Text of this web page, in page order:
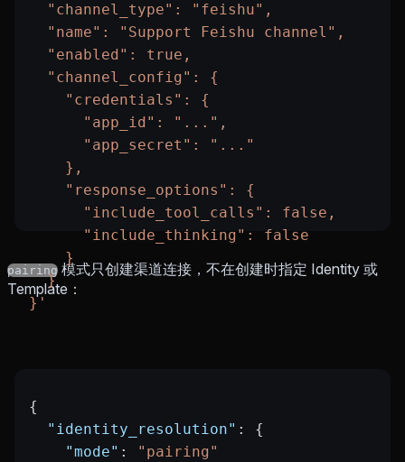
  "channel_type": "feishu",
  "name": "Support Feishu channel",
  "enabled": true,
  "channel_config": {
    "credentials": {
      "app_id": "...",
      "app_secret": "..."
    },
    "response_options": {
      "include_tool_calls": false,
      "include_thinking": false
    }
  }
}'
pairing 模式只创建渠道连接，不在创建时指定 Identity 或
Template：
{
  "identity_resolution"
: {
    "mode"
:
"pairing"